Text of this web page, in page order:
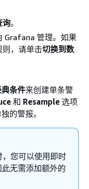
询。
Grafana 管理。如果
，请单击切换到数
条件来创建单条警
和 Resample 选项
的警报。
您可以使用即时
无需添加额外的